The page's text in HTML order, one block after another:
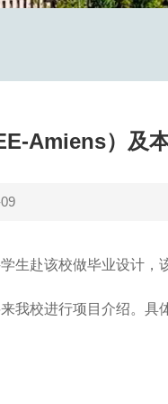
Amiens）及
生赴该校做毕业设计，
我校进行项目介绍。具